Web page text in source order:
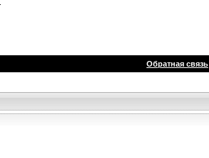
Обратная связь